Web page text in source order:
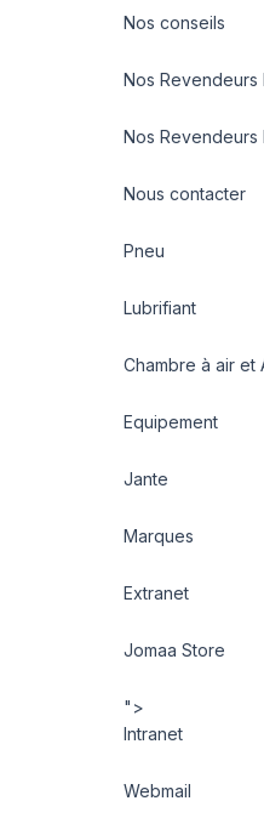
Nos conseils
Nos Revendeurs
Nos Revendeurs
Nous contacter
Pneu
Lubrifiant
Chambre à air et
Equipement
Jante
Marques
Extranet
Jomaa Store
">
Intranet
Webmail